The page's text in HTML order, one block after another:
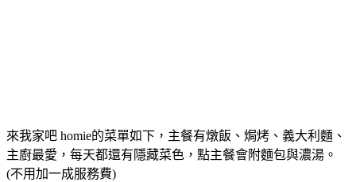
來我家吧 homie的菜單如下，主餐有燉飯、焗烤、義大利麵、
主廚最愛，每天都還有隱藏菜色，點主餐會附麵包與濃湯。
(不用加一成服務費)